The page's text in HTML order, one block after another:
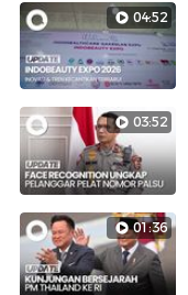
04:52
03:52
01:36